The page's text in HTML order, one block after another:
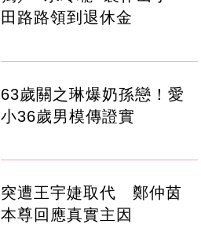
田路路領到退休金
63歲關之琳爆奶孫戀！愛
小36歲男模傳證實
突遭王宇婕取代 鄭仲茵
本尊回應真實主因